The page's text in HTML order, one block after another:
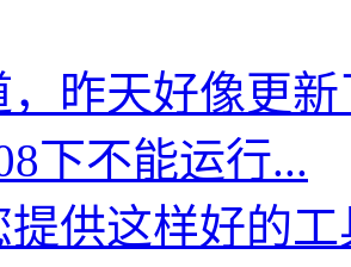
，昨天好像更新
下不能运行...
提供这样好的工